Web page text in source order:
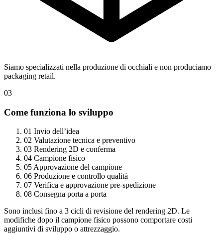
Siamo specializzati nella produzione di occhiali e non produciamo
packaging retail.
03
Come funziona lo sviluppo
01 Invio dell’idea
02 Valutazione tecnica e preventivo
03 Rendering 2D e conferma
04 Campione fisico
05 Approvazione del campione
06 Produzione e controllo qualità
07 Verifica e approvazione pre-spedizione
08 Consegna porta a porta
Sono inclusi fino a 3 cicli di revisione del rendering 2D. Le
modifiche dopo il campione fisico possono comportare costi
aggiuntivi di sviluppo o attrezzaggio.